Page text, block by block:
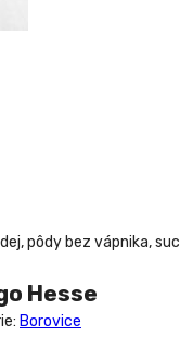
pôdy bez vápnika,
Hesse
Borovice